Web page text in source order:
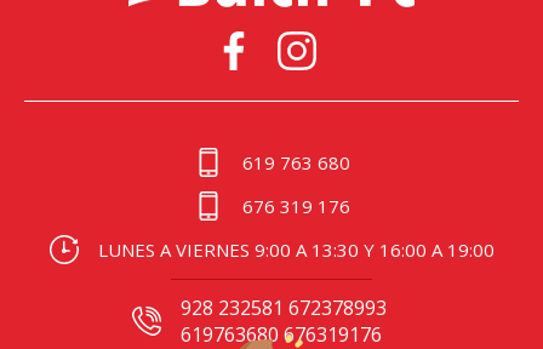
619 763 680
676 319 176
LUNES A VIERNES 9:00 A 13:30 Y 16:00 A 19:00
928 232581 672378993
619763680 676319176